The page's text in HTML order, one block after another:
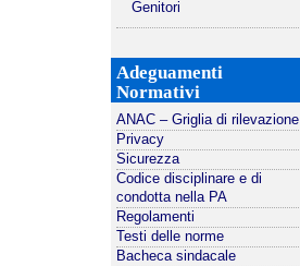
Genitori
Adeguamenti
Normativi
ANAC – Griglia di rilevazione
Privacy
Sicurezza
Codice disciplinare e di
condotta nella PA
Regolamenti
Testi delle norme
Bacheca sindacale